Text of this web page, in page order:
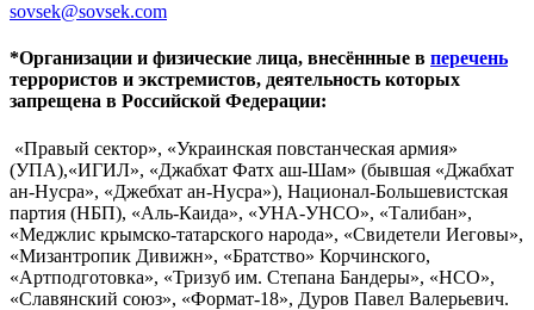
sovsek@sovsek.com
*Организации и физические лица, внесённные в перечень
террористов и экстремистов, деятельность которых
запрещена в Российской Федерации:
«Правый сектор», «Украинская повстанческая армия»
(УПА),«ИГИЛ», «Джабхат Фатх аш-Шам» (бывшая «Джабхат
ан-Нусра», «Джебхат ан-Нусра»), Национал-Большевистская
партия (НБП), «Аль-Каида», «УНА-УНСО», «Талибан»,
«Меджлис крымско-татарского народа», «Свидетели Иеговы»,
«Мизантропик Дивижн», «Братство» Корчинского,
«Артподготовка», «Тризуб им. Степана Бандеры», «НСО»,
«Славянский союз», «Формат-18», Дуров Павел Валерьевич.